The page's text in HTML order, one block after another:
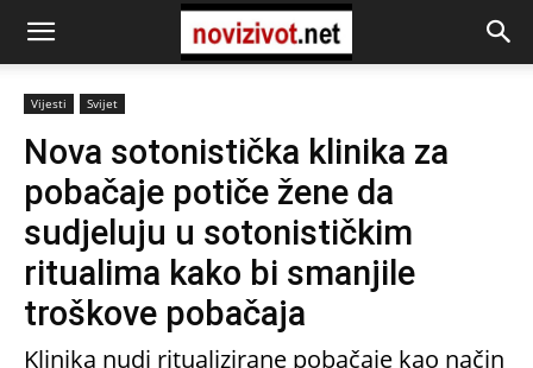
Vijesti Svijet
Nova sotonistička klinika za
pobačaje potiče žene da
sudjeluju u sotonističkim
ritualima kako bi smanjile
troškove pobačaja
Klinika nudi ritualizirane pobačaje kao način